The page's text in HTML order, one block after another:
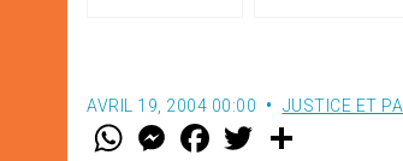
AVRIL 19, 2004 00:00 JUSTICE ET
W M
e
F
a w